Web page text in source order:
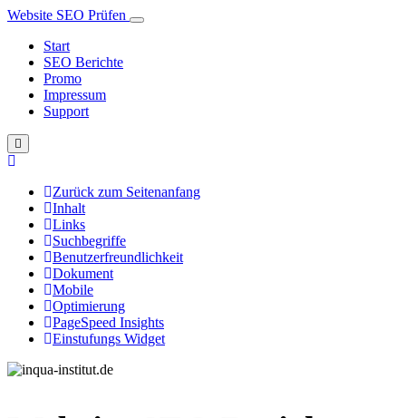
Website SEO Prüfen
Start
SEO Berichte
Promo
Impressum
Support
Zurück zum Seitenanfang
Inhalt
Links
Suchbegriffe
Benutzerfreundlichkeit
Dokument
Mobile
Optimierung
PageSpeed Insights
Einstufungs Widget